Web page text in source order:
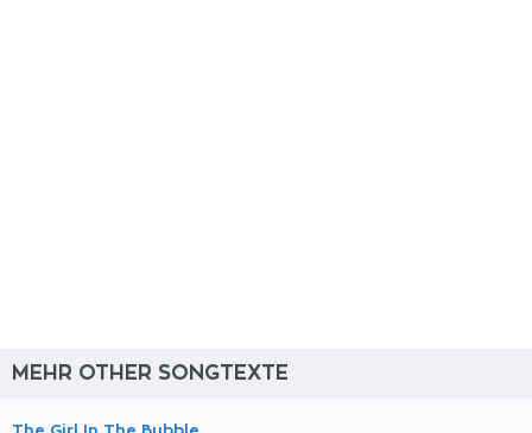
MEHR OTHER SONGTEXTE